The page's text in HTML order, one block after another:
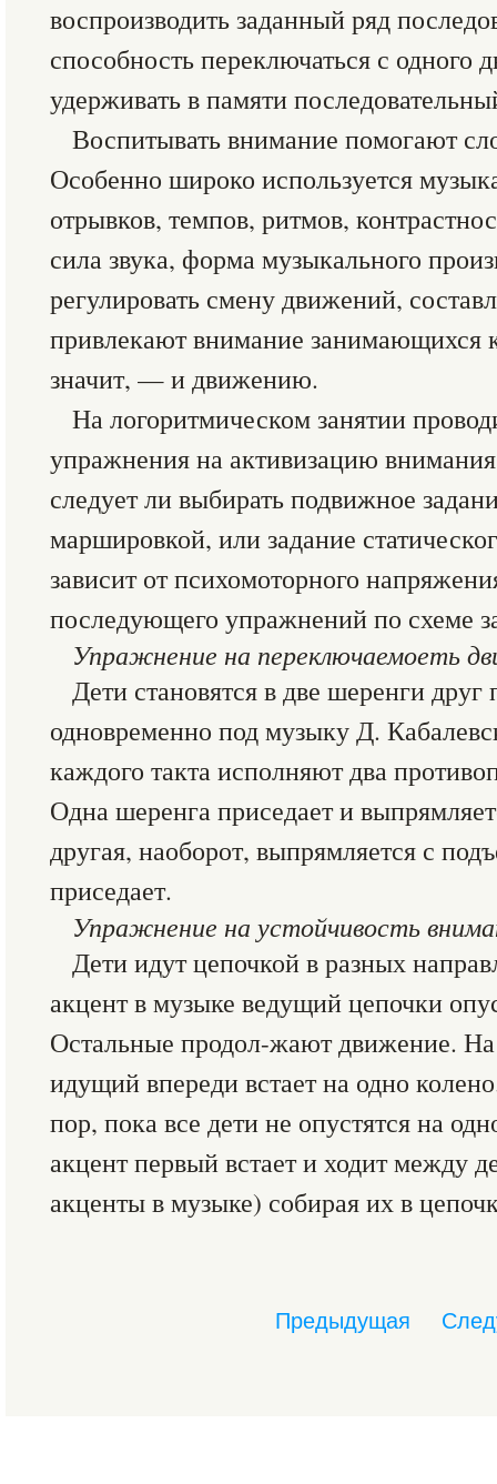
воспроизводить заданный ряд
способность переключаться с одного
удерживать в памяти
Воспитывать внимание помогают
Особенно широко используется
отрывков, темпов, ритмов,
сила звука, форма музыкального
регулировать смену движений,
привлекают внимание занимающихся
значит, — и движению.
На логоритмическом занятии
упражнения на активизацию
следует ли выбирать подвижное
маршировкой, или задание
зависит от психомоторного
последующего упражнений по схеме
Упражнение на переключаемоеть
Дети становятся в две шеренги друг
одновременно под музыку Д.
каждого такта исполняют два
Одна шеренга приседает и
другая, наоборот, выпрямляется с
приседает.
Упражнение на устойчивость
Дети идут цепочкой в разных
акцент в музыке ведущий цепочки
Остальные продол-жают движение.
идущий впереди встает на одно
пор, пока все дети не опустятся на
акцент первый встает и ходит между
акценты в музыке) собирая их в
Предыдущая